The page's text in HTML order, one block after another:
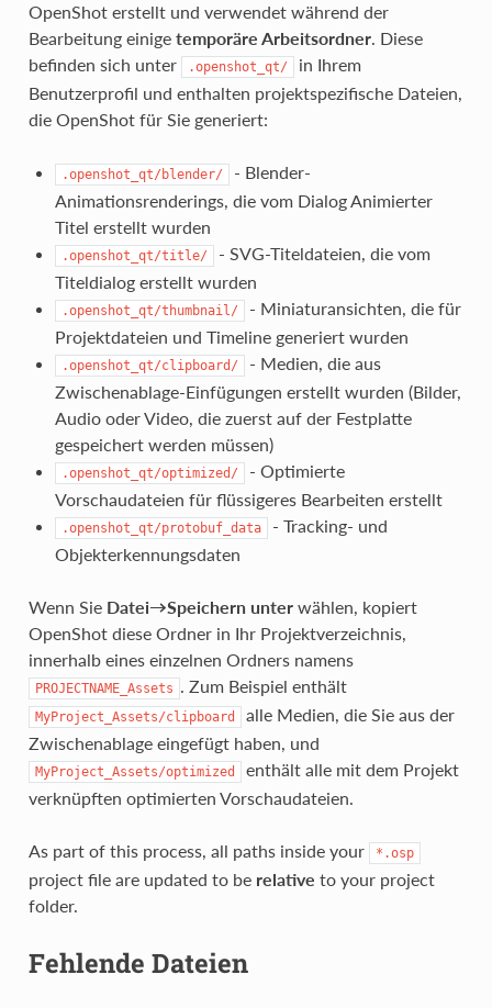
OpenShot erstellt und verwendet während der
Bearbeitung einige temporäre Arbeitsordner. Diese
befinden sich unter
.openshot_qt/
in Ihrem
Benutzerprofil und enthalten projektspezifische Dateien,
die OpenShot für Sie generiert:
.openshot_qt/blender/
- Blender-
Animationsrenderings, die vom Dialog Animierter
Titel erstellt wurden
.openshot_qt/title/
- SVG-Titeldateien, die vom
Titeldialog erstellt wurden
.openshot_qt/thumbnail/
- Miniaturansichten, die für
Projektdateien und Timeline generiert wurden
.openshot_qt/clipboard/
- Medien, die aus
Zwischenablage-Einfügungen erstellt wurden (Bilder,
Audio oder Video, die zuerst auf der Festplatte
gespeichert werden müssen)
.openshot_qt/optimized/
- Optimierte
Vorschaudateien für flüssigeres Bearbeiten erstellt
.openshot_qt/protobuf_data
- Tracking- und
Objekterkennungsdaten
Wenn Sie Datei→Speichern unterwählen, kopiert
OpenShot diese Ordner in Ihr Projektverzeichnis,
innerhalb eines einzelnen Ordners namens
PROJECTNAME_Assets . Zum Beispiel enthält
MyProject_Assets/clipboard
alle Medien, die Sie aus der
Zwischenablage eingefügt haben, und
MyProject_Assets/optimized
enthält alle mit dem Projekt
verknüpften optimierten Vorschaudateien.
As part of this process, all paths inside your *.osp
project file are updated to be relative to your project
folder.
Fehlende Dateien